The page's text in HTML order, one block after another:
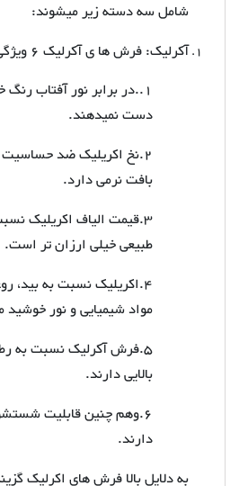
شامل سه دسته زیر میشوند:
آکرلیک: فرش ها ی آکرلیک 6 ویژگی بسیار مهم دارند
1..در برابر نور آفتاب رنگ
دست نمیدهند.
2.نخ اکریلیک ضد
بافت نرمی دارد.
3.قیمت الیاف اکریلیک
طبیعی خیلی ارزان تر است.
4.اکریلیک نسبت به بید،
مواد شیمیایی و نور
5.فرش آکرلیک نسبت به
بالایی دارند.
6.وهم چنین قابلیت
دارند.
به دلایل بالا فرش های اکرلیک